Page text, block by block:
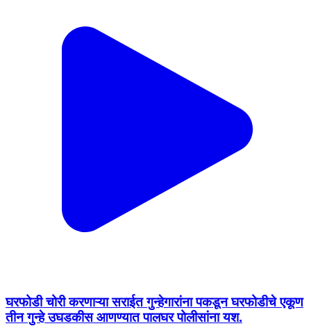
घरफोडी चोरी करणाऱ्या सराईत गुन्हेगारांना पकडून घरफोडीचे एकूण
तीन गुन्हे उघडकीस आणण्यात पालघर पोलीसांना यश.